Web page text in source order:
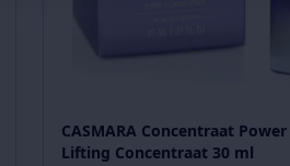
CASMARA Concentraat
Lifting Concentraat 30 ml